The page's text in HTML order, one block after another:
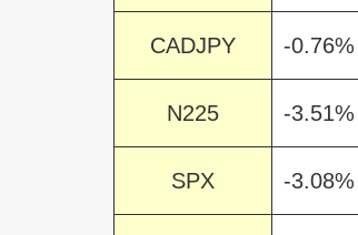
CADJPY -0.76%
N225 -3.51%
SPX -3.08%